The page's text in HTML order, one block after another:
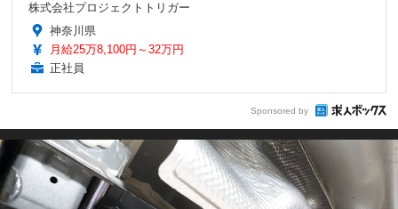
株式会社プロジェクトトリガー
神奈川県
月給25万8,100円～32万円
正社員
Sponsored by